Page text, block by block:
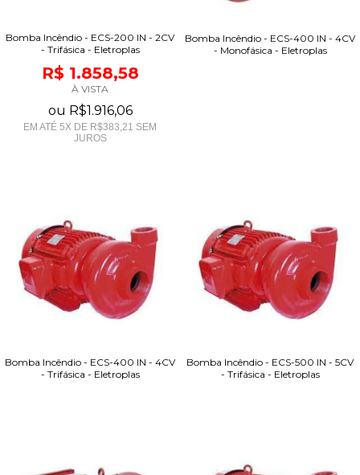
Bomba Incêndio - ECS-200 IN - 2CV
- Trifásica - Eletroplas
R$ 1.858,58
À VISTA
ou R$1.916,06
EM ATÉ 5X DE R$383,21 SEM
JUROS
Bomba Incêndio - ECS-400 IN - 4CV
- Monofásica - Eletroplas
Bomba Incêndio - ECS-400 IN - 4CV
- Trifásica - Eletroplas
Bomba Incêndio - ECS-500 IN - 5CV
- Trifásica - Eletroplas